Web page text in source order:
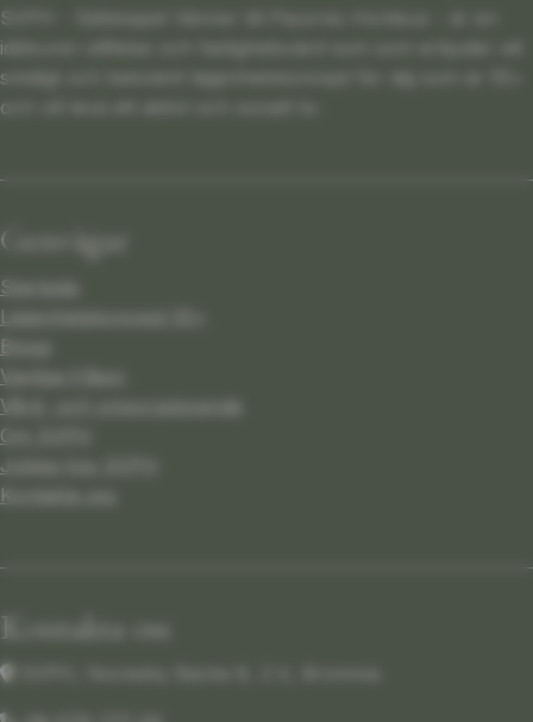
SVPH - Sällskapet Vänner till Pauvres Honteux - är en
idéburen stiftelse och fastighetsvärd som som erbjuder ett
smidigt och bekvämt lägenhetskoncept för dig som är 55+
och vill leva ett aktivt och socialt liv.
Genvägar
Startsida
Lägenhetskoncept 55+
Blogg
Vanliga frågor
Vård- och omsorgsboende
Om SVPH
Jobba hos SVPH
Kontakta oss
Kontakta oss